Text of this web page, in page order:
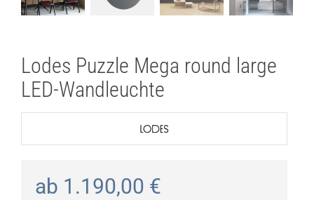
Lodes Puzzle Mega round large
LED-Wandleuchte
ab 1.190,00 €